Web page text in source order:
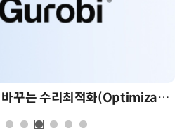
AI 시대의 의사결정을 바꾸는 수리최적화(Optimization): 실제 산업 적용 사례와 활용 전략